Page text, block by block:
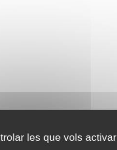
les que vols activar